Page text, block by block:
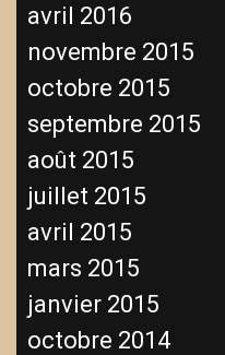
avril 2016
novembre 2015
octobre 2015
septembre 2015
août 2015
juillet 2015
avril 2015
mars 2015
janvier 2015
octobre 2014